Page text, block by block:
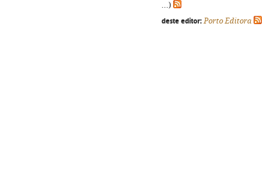
...)
deste editor: Porto Editora